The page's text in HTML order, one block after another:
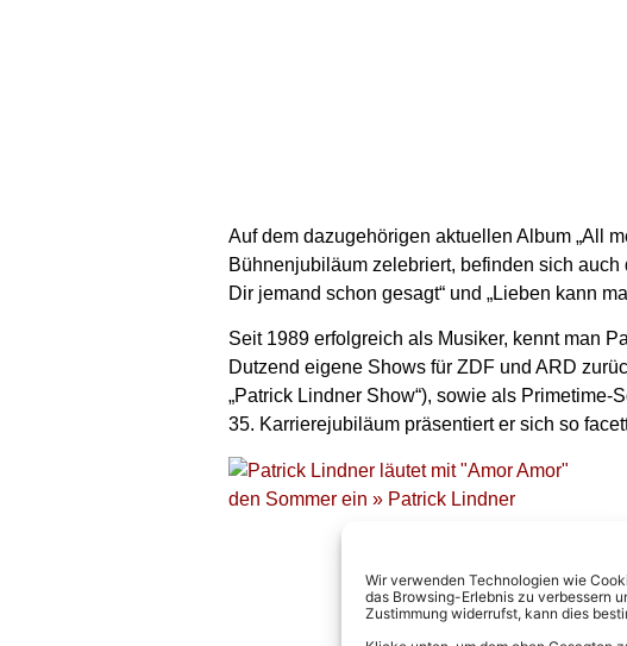
Wir verwenden Technologien wie
das Browsing-Erlebnis zu verbessern
Zustimmung widerrufst, kann dies
Auf dem dazugehörigen aktuellen Album „All
Bühnenjubiläum zelebriert, befinden sich
Dir jemand schon gesagt“ und „Lieben kann
Seit 1989 erfolgreich als Musiker, kennt man
Dutzend eigene Shows für ZDF und ARD
„Patrick Lindner Show“), sowie als Primetime-
35. Karrierejubiläum präsentiert er sich so